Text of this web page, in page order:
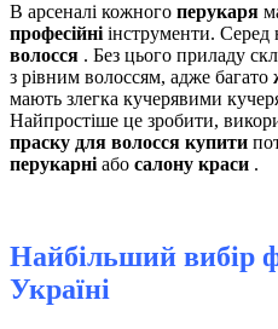
В арсеналі кожного перукаря
професійніінструменти. Серед
волосся . Без цього приладу
з рівним волоссям, адже багато
мають злегка кучерявими
Найпростіше це зробити,
праску для волосся купити
перукарніабо салону краси .
Найбільший вибір
Україні